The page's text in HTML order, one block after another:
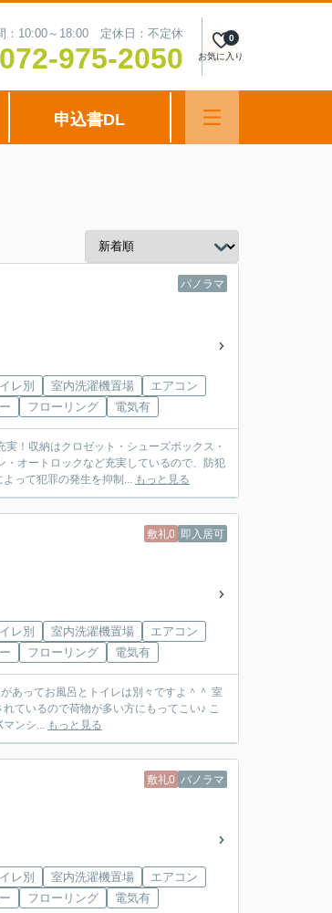
：10:00～18:00 定休日：不定休
072-975-2050 お気に入り
0
申込書DL
パノラマ
レ別 室内洗濯機置場
エアコン
フローリング 電気有
！収納はクロゼット・シューズボックス・
オートロックなど充実しているので、防犯
って犯罪の発生を抑制... もっと見る
敷礼0 即入居可
レ別 室内洗濯機置場
エアコン
フローリング 電気有
あってお風呂とトイレは別々ですよ＾＾ 室
ているので荷物が多い方にもってこい♪ こ
マンシ... もっと見る
敷礼0 パノラマ
レ別 室内洗濯機置場
エアコン
フローリング 電気有